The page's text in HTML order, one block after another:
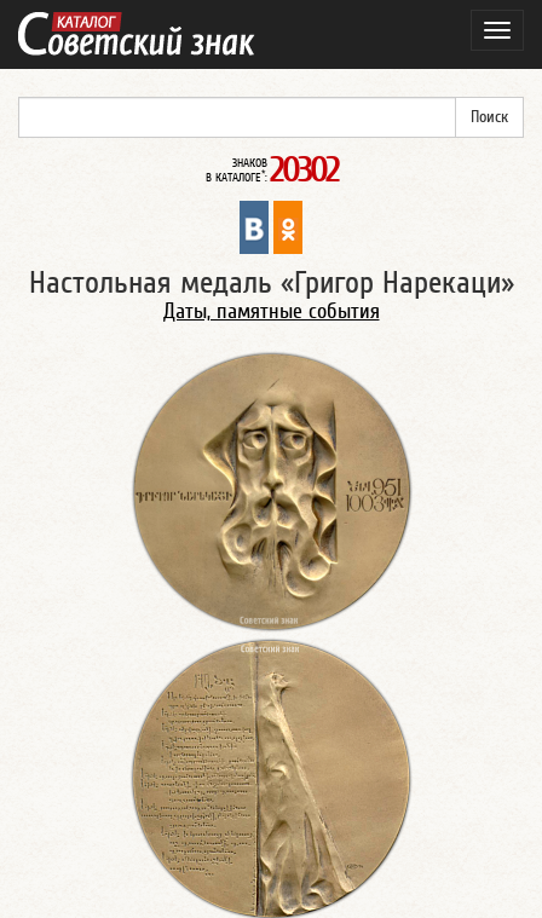
ЗНАКОВ
В КАТАЛОГЕ*: 20302
Настольная медаль «Григор Нарекаци»
Даты, памятные события